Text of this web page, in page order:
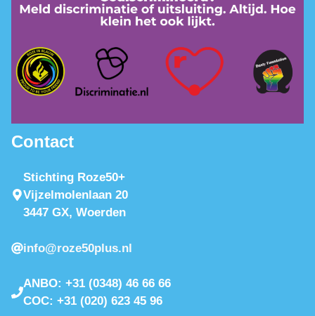
Contact
Stichting Roze50+
Vijzelmolenlaan 20
3447 GX, Woerden
info@roze50plus.nl
ANBO: +31 (0348) 46 66 66
COC: +31 (020) 623 45 96